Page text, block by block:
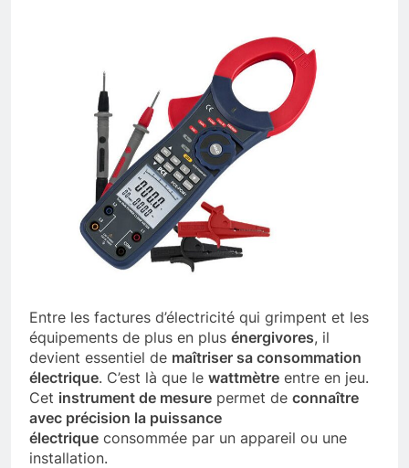
Entre les factures d’électricité qui grimpent et les
équipements de plus en plus énergivores, il
devient essentiel de maîtriser sa consommation
électrique. C’est là que le wattmètre entre en jeu.
Cet instrument de mesure permet de connaître
avec précision la puissance
électrique consommée par un appareil ou une
installation.